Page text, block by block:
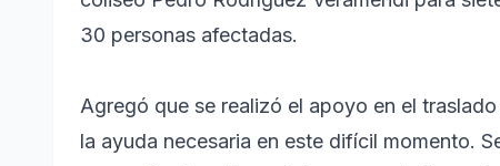
30 personas afectadas.
Agregó que se realizó el apoyo en el
la ayuda necesaria en este difícil momento.